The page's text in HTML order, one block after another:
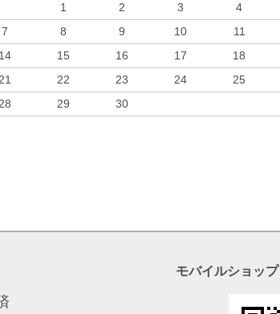
1
2 3 4
7 8 9 10 11
14 15 16 17 18
21 22 23 24 25
28 29 30
モバイルショップ